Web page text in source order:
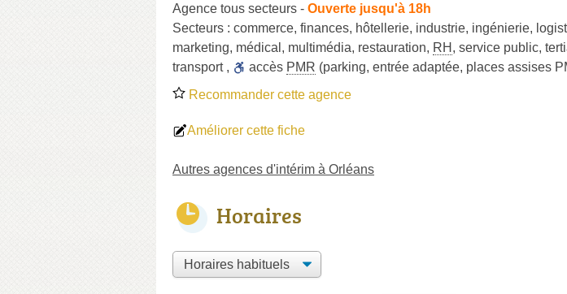
Agence tous secteurs - Ouverte jusqu'à 18h
Secteurs : commerce, finances, hôtellerie, industrie, ingénierie,
marketing, médical , multimédia, restauration, RH , service public,
transport , accès PMR (parking, entrée adaptée, places assises
Recommander cette agence
Améliorer cette fiche
Autres agences d'intérim à Orléans
Horaires